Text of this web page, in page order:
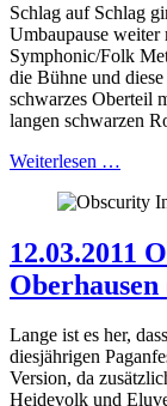
Schlag auf Schlag
Umbaupause
Symphonic/Folk
die Bühne und
schwarzes Oberteil
langen schwarzen
Weiterlesen …
12.03.2011
Oberhausen
Lange ist es her,
diesjährigen
Version, da
Heidevolk und